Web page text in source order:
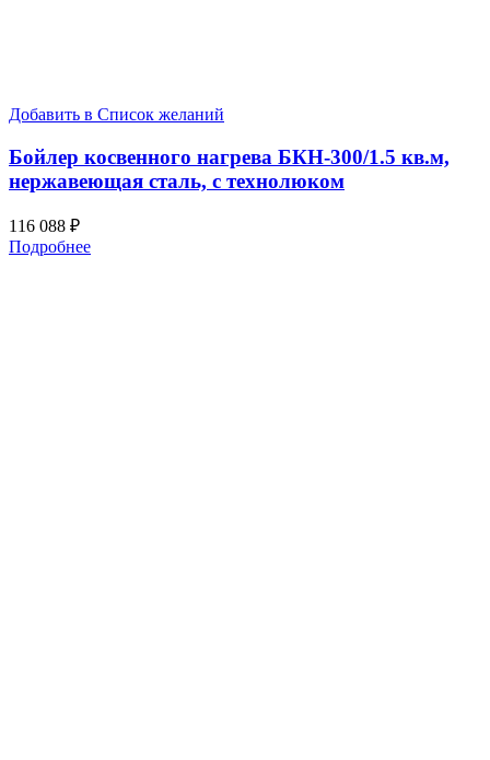
Добавить в Список желаний
Бойлер косвенного нагрева БКН-300/1.5 кв.м,
нержавеющая сталь, с технолюком
116 088 ₽
Подробнее